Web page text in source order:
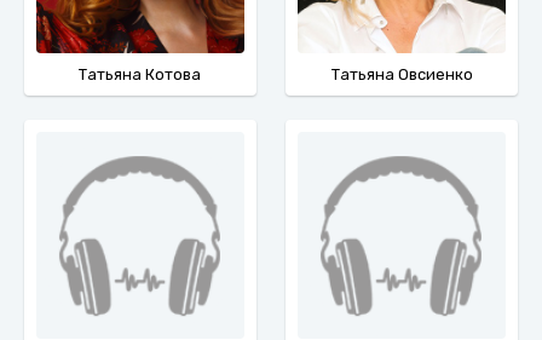
Татьяна Котова Татьяна Овсиенко